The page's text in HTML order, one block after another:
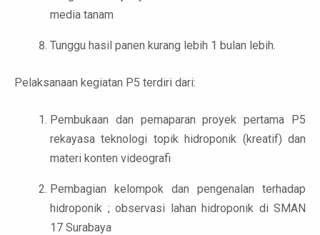
media tanam
Tunggu hasil panen kurang lebih 1 bulan lebih.
Pelaksanaan kegiatan P5 terdiri dari:
Pembukaan dan pemaparan proyek pertama P5
rekayasa teknologi topik hidroponik (kreatif) dan
materi konten videografi
Pembagian kelompok dan pengenalan terhadap
hidroponik ; observasi lahan hidroponik di SMAN
17 Surabaya